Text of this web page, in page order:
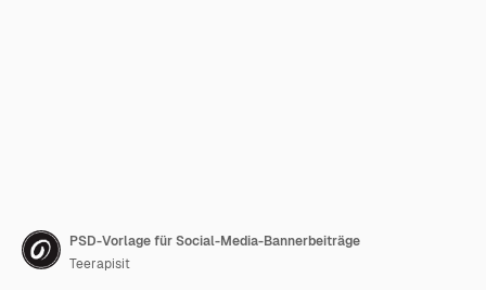
PSD-Vorlage für Social-Media-Bannerbeiträge
Teerapisit